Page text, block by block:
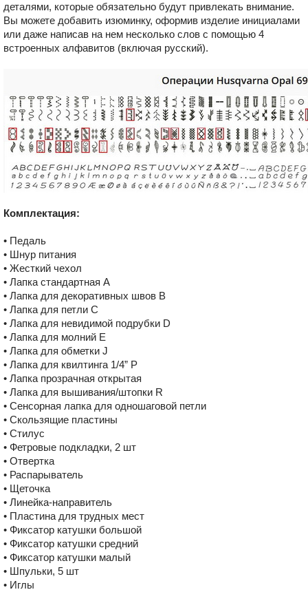
деталями, которые обязательно будут привлекать внимание.
Вы можете добавить изюминку, оформив изделие инициалами
или даже написав на нем несколько слов с помощью 4
встроенных алфавитов (включая русский).
Комплектация:
• Педаль
• Шнур питания
• Жесткий чехол
• Лапка стандартная A
• Лапка для декоративных швов B
• Лапка для петли C
• Лапка для невидимой подрубки D
• Лапка для молний E
• Лапка для обметки J
• Лапка для квилтинга 1/4” P
• Лапка прозрачная открытая
• Лапка для вышивания/штопки R
• Сенсорная лапка для одношаговой петли
• Скользящие пластины
• Стилус
• Фетровые подкладки, 2 шт
• Отвертка
• Распарыватель
• Щеточка
• Линейка-направитель
• Пластина для трудных мест
• Фиксатор катушки большой
• Фиксатор катушки средний
• Фиксатор катушки малый
• Шпульки, 5 шт
• Иглы